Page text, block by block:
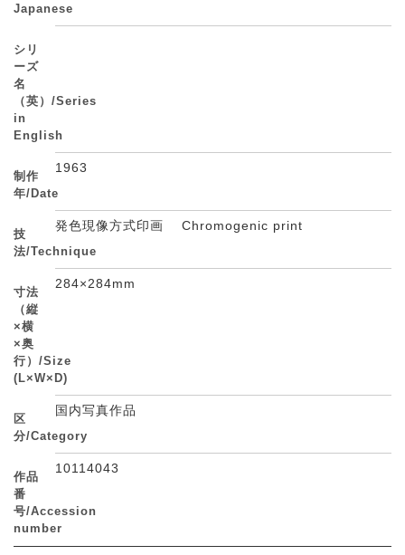
Japanese
シリ
ーズ
名
（英）/Series
in
English
制作
年/Date
1963
技
法/Technique
発色現像方式印画 Chromogenic print
寸法
（縦
×横
×奥
行）/Size
(L×W×D)
284×284mm
区
分/Category
国内写真作品
作品
番
号/Accession
number
10114043